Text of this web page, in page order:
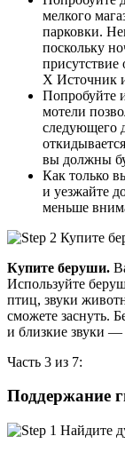
мелкого
парковки.
поскольку
X Источник
Попробуйте
мотели
следующего
вы должны
Как только
и уезжайте
меньше
Купите беруши.
Используйте
птиц, звуки
сможете заснуть.
и близкие звуки
Часть 3 из 7:
Поддержание